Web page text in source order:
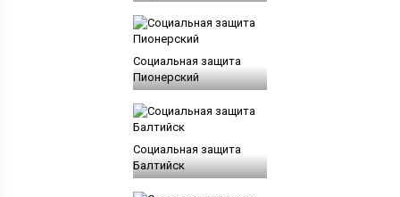
Социальная защита
Пионерский
Социальная защита
Балтийск